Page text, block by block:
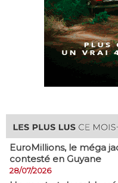
EuroMillions, ​le méga
contesté en Guyane
28/07/2026